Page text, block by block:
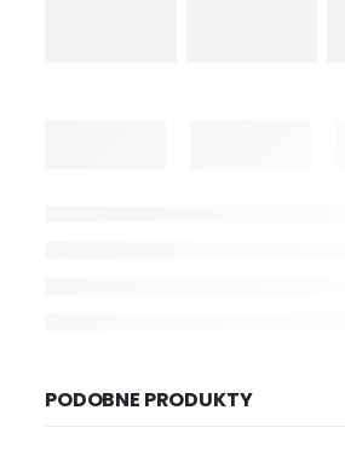
PODOBNE PRODUKTY